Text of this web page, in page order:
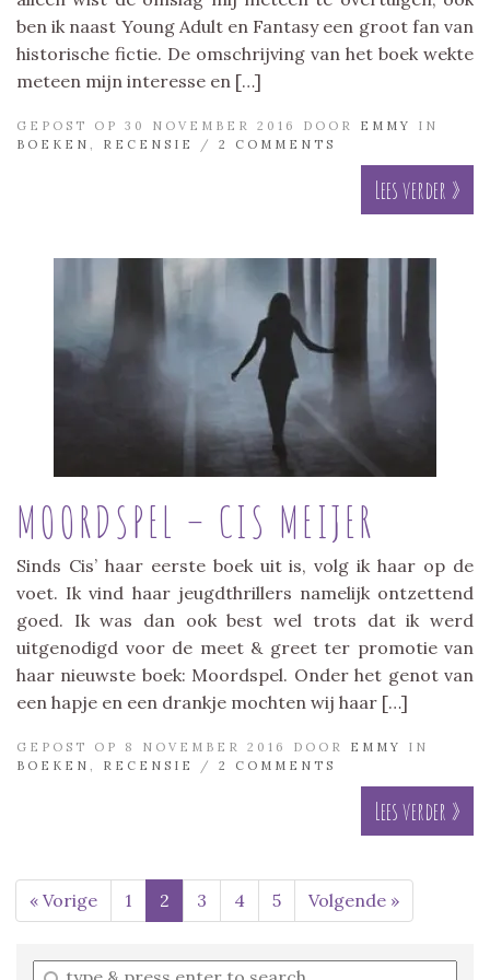
ben ik naast Young Adult en Fantasy een groot fan van
historische fictie. De omschrijving van het boek wekte
meteen mijn interesse en […]
GEPOST OP 30 NOVEMBER 2016 DOOR EMMY
IN
BOEKEN
RECENSIE / 2 COMMENTS
Lees verder »
MOORDSPEL – CIS MEIJER
Sinds Cis’ haar eerste boek uit is, volg ik haar op de
voet. Ik vind haar jeugdthrillers namelijk ontzettend
goed. Ik was dan ook best wel trots dat ik werd
uitgenodigd voor de meet & greet ter promotie van
haar nieuwste boek: Moordspel. Onder het genot van
een hapje en een drankje mochten wij haar […]
GEPOST OP 8 NOVEMBER 2016 DOOR EMMY
IN
BOEKEN
RECENSIE / 2 COMMENTS
Lees verder »
« Vorige 1 2 3 4 5 Volgende »
Enter